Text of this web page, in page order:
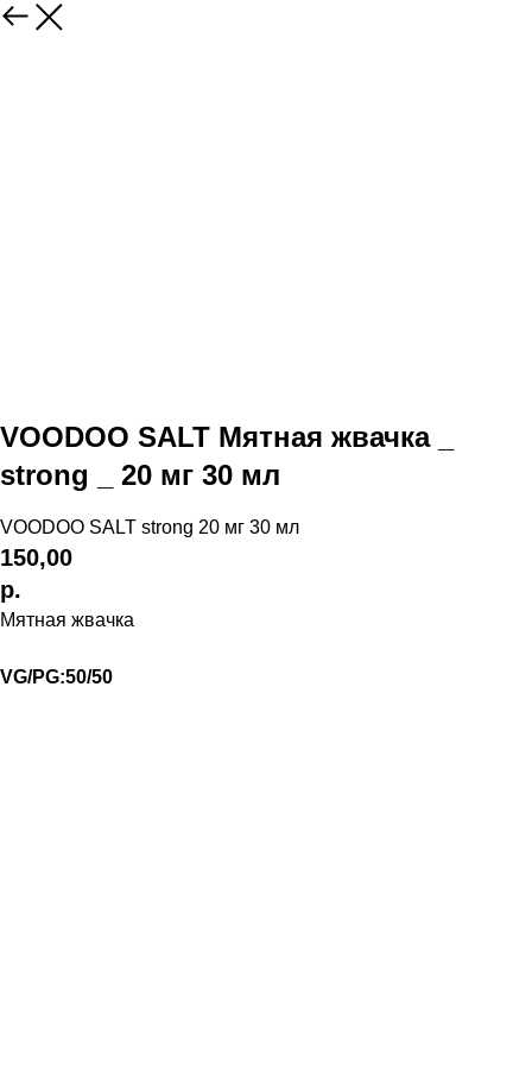
VOODOO SALT Мятная жвачка _
strong _ 20 мг 30 мл
VOODOO SALT strong 20 мг 30 мл
150,00
р.
Мятная жвачка
VG/PG:50/50